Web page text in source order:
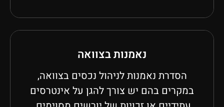
נאמנות בצוואה
הסדרת נאמנות לניהול נכסים בצוואה,
במקרים בהם יש צורך להגן על אינטרסים